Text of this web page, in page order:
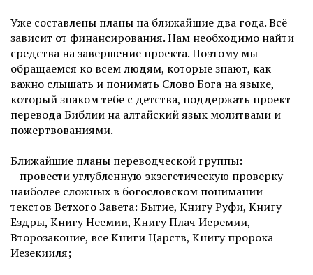
Уже составлены планы на ближайшие два года. Всё
зависит от финансирования. Нам необходимо найти
средства на завершение проекта. Поэтому мы
обращаемся ко всем людям, которые знают, как
важно слышать и понимать Слово Бога на языке,
который знаком тебе с детства, поддержать проект
перевода Библии на алтайский язык молитвами и
пожертвованиями.
Ближайшие планы переводческой группы:
– провести углубленную экзегетическую проверку
наиболее сложных в богословском понимании
текстов Ветхого Завета: Бытие, Книгу Руфи, Книгу
Ездры, Книгу Неемии, Книгу Плач Иеремии,
Второзаконие, все Книги Царств, Книгу пророка
Иезекииля;